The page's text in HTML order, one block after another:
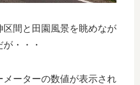
間と田園風景を眺めなが
・・・
ーターの数値が表示され